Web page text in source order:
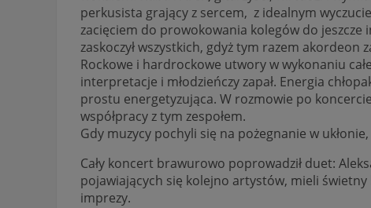
perkusista grający z sercem, z idealnym
zacięciem do prowokowania kolegów do jeszcze
zaskoczył wszystkich, gdyż tym razem akordeon
Rockowe i hardrockowe utwory w wykonaniu
interpretacje i młodzieńczy zapał. Energia
prostu energetyzująca. W rozmowie po
współpracy z tym zespołem.
Gdy muzycy pochyli się na pożegnanie w
Cały koncert brawurowo poprowadził duet:
pojawiających się kolejno artystów, mieli
imprezy.